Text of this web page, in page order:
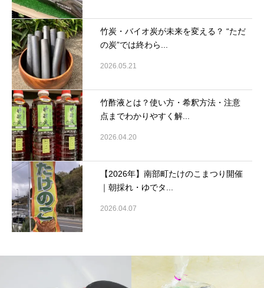
竹炭・バイオ炭が未来を変える？ “ただ
の炭”では終わら...
2026.05.21
竹酢液とは？使い方・希釈方法・注意
点までわかりやすく解...
2026.04.20
【2026年】南部町たけのこまつり開催
｜朝採れ・ゆでタ...
2026.04.07